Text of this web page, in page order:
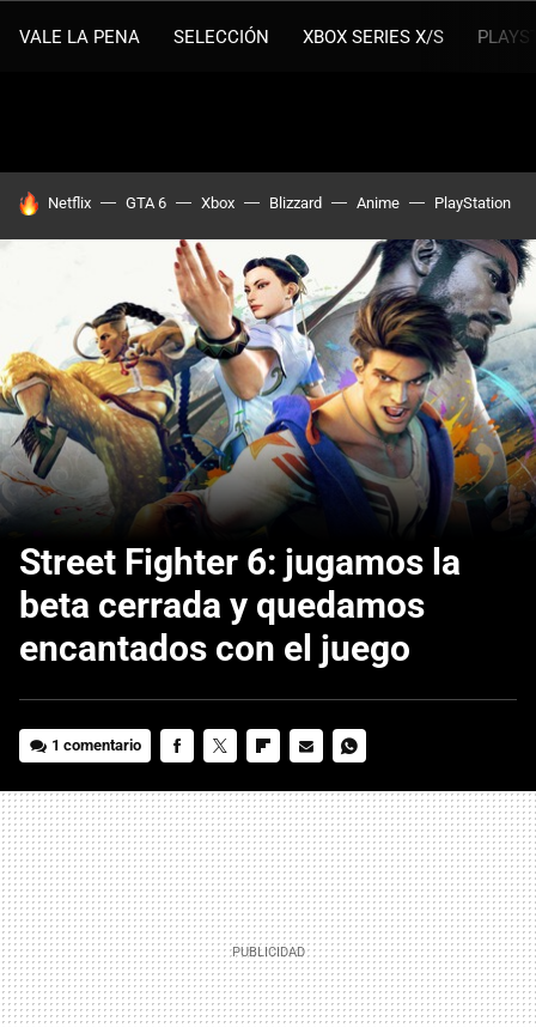
VALE LA PENA SELECCIÓN XBOX SERIES X/S
HOY SE HABLA DE
Netflix GTA 6 Xbox Blizzard Anime PlayStation
Street Fighter 6: jugamos la
beta cerrada y quedamos
encantados con el juego
1 comentario
MAIL